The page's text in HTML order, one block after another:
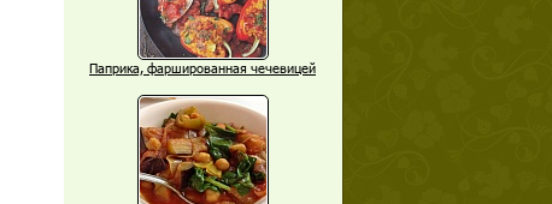
Паприка, фаршированная чечевицей